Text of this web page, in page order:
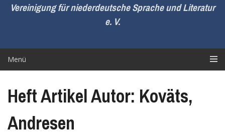
Vereinigung für niederdeutsche Sprache und Literatur
e. V.
Menü
Heft Artikel Autor: Koväts,
Andresen